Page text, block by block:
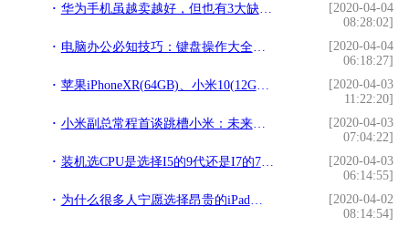
华为手机虽越卖越好，但也有3大缺点，你都了解吗？
[2020-04-04
08:28:02]
电脑办公必知技巧：键盘操作大全让工作效率更高！
[2020-04-04
06:18:27]
苹果iPhoneXR(64GB)、小米10(12GB256GB5G版)参数报价对比
[2020-04-03
11:22:20]
小米副总常程首谈跳槽小米：未来十年小米有大成
[2020-04-03
07:04:22]
装机选CPU是选择I5的9代还是I7的7代呢？I5的9代就这一点非常香
[2020-04-03
06:14:55]
为什么很多人宁愿选择昂贵的iPad，也不要廉价的Android平板？
[2020-04-02
08:14:54]